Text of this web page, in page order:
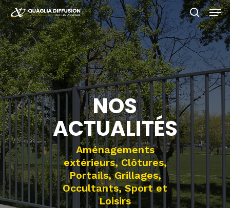
Skip
to
main
content
search
NOS
ACTUALITÉS
Aménagements
extérieurs, Clôtures,
Portails, Grillages,
Occultants, Sport et
Loisirs
Close
Menu